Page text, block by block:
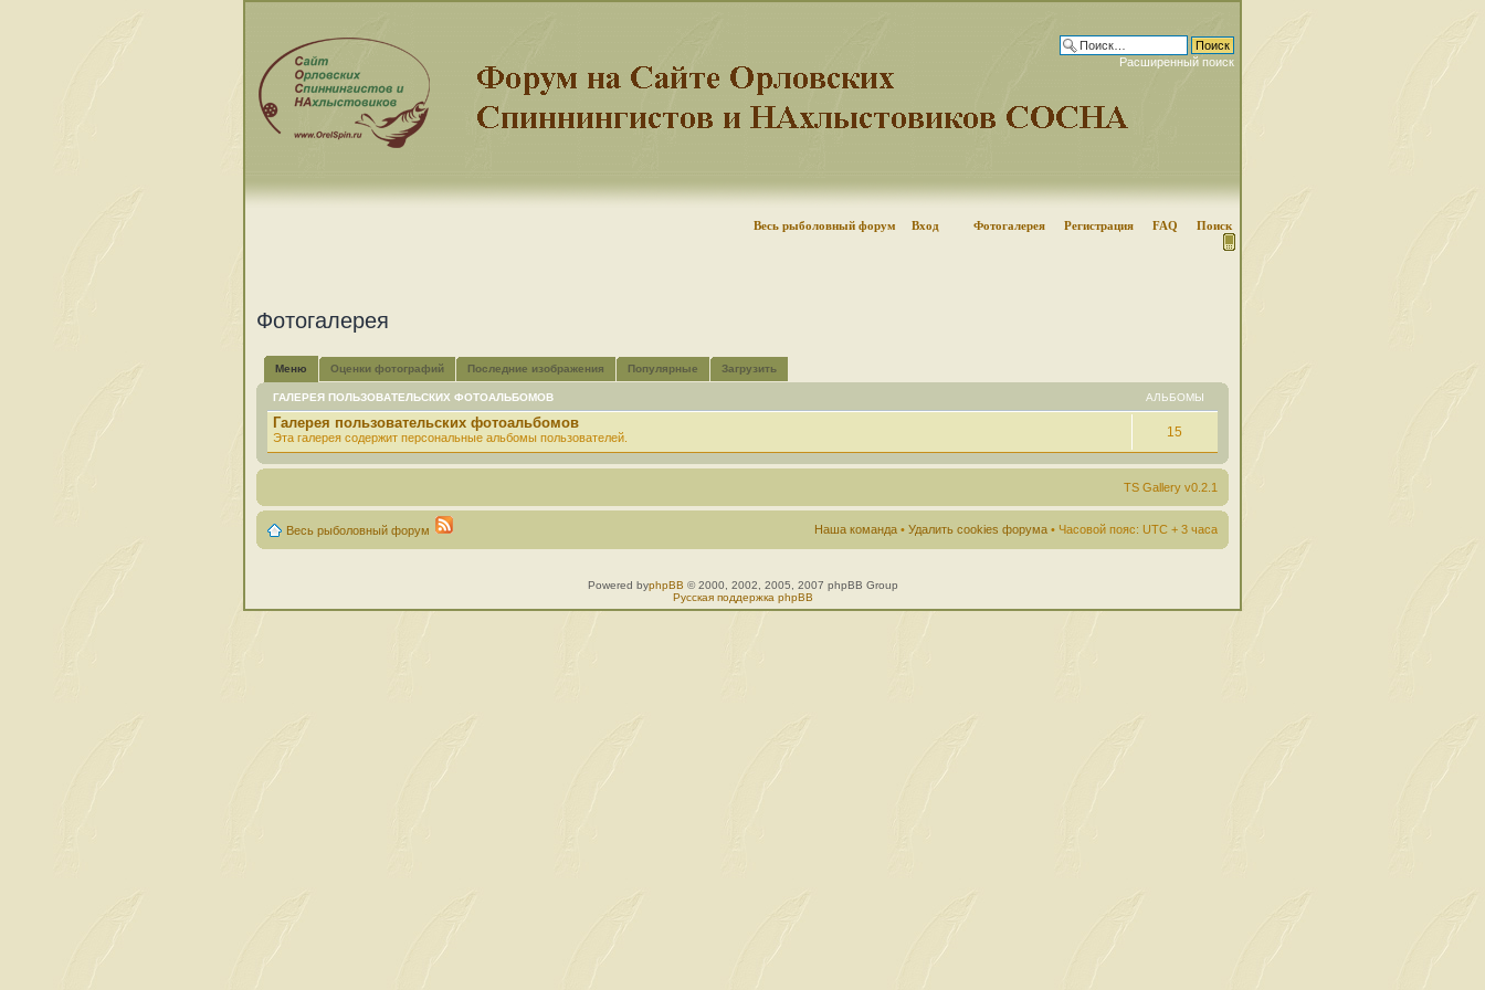
Расширенный поиск
Весь рыболовный форум Вход Фотогалерея Регистрация FAQ Поиск
Фотогалерея
Меню Оценки фотографий Последние изображения Популярные Загрузить
ГАЛЕРЕЯ ПОЛЬЗОВАТЕЛЬСКИХ ФОТОАЛЬБОМОВ АЛЬБОМЫ
Галерея пользовательских фотоальбомов
Эта галерея содержит персональные альбомы пользователей. 15
TS Gallery v0.2.1
Весь рыболовный форум Наша команда • Удалить cookies форума • Часовой пояс: UTC + 3 часа
Powered byphpBB © 2000, 2002, 2005, 2007 phpBB Group
Русская поддержка phpBB